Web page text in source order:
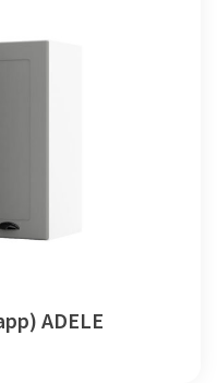
ADELE